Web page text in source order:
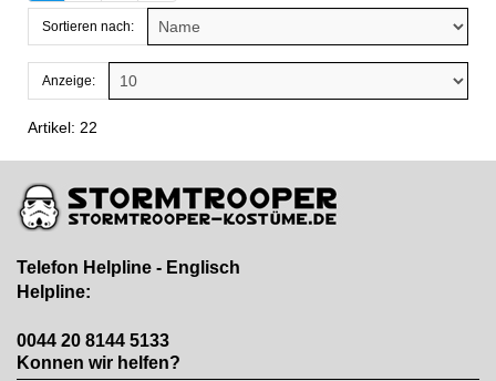
Sortieren nach:
Anzeige:
Artikel: 22
Telefon Helpline - Englisch
Helpline:
0044 20 8144 5133
Konnen wir helfen?